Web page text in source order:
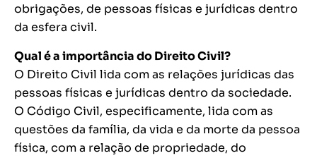
obrigações, de pessoas físicas e jurídicas dentro
da esfera civil.
Qual é a importância do Direito Civil?
O Direito Civil lida com as relações jurídicas das
pessoas físicas e jurídicas dentro da sociedade.
O Código Civil, especificamente, lida com as
questões da família, da vida e da morte da pessoa
física, com a relação de propriedade, do